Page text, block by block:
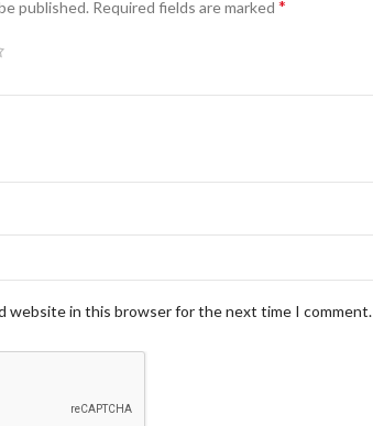
published. Required fields are marked *
website in this browser for the next time I comment.